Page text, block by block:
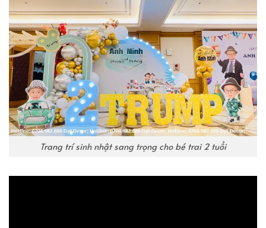
Trang trí sinh nhật sang trọng cho bé trai 2 tuổi